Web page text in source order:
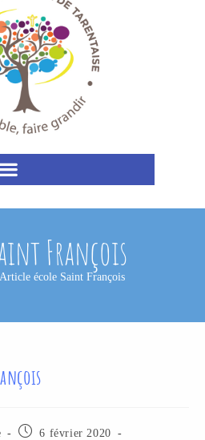
François
Article école Saint François
6 février 2020